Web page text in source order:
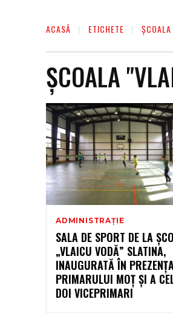
ACASĂ ETICHETE
ȘCOALA
ADMINISTRAȚIE
SALA DE SPORT DE LA
„VLAICU VODĂ” SLATINA,
INAUGURATĂ ÎN PREZENȚA
PRIMARULUI MOȚ ȘI A
DOI VICEPRIMARI